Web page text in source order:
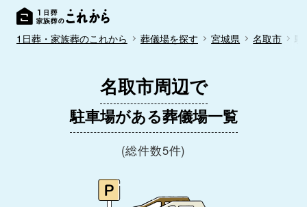
1日葬・家族葬のこれから 葬儀場を探す 宮城県 名取市 駐
名取市周辺で
駐車場がある葬儀場一覧
(総件数5件)